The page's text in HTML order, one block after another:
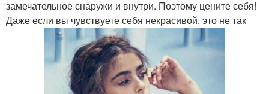
замечательное снаружи и внутри. Поэтому цените себя!
Даже если вы чувствуете себя некрасивой, это не так